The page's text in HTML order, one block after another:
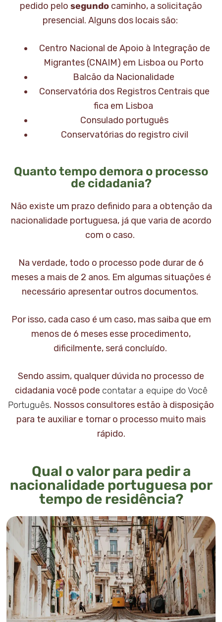
pedido pelo segundo caminho, a solicitação
presencial. Alguns dos locais são:
Centro Nacional de Apoio à Integração de
Migrantes (CNAIM) em Lisboa ou Porto
Balcão da Nacionalidade
Conservatória dos Registros Centrais que
fica em Lisboa
Consulado português
Conservatórias do registro civil
Quanto tempo demora o processo
de cidadania?
Não existe um prazo definido para a obtenção da
nacionalidade portuguesa, já que varia de acordo
com o caso.
Na verdade, todo o processo pode durar de 6
meses a mais de 2 anos. Em algumas situações é
necessário apresentar outros documentos.
Por isso, cada caso é um caso, mas saiba que em
menos de 6 meses esse procedimento,
dificilmente, será concluído.
Sendo assim, qualquer dúvida no processo de
cidadania você pode contatar a equipe do Você
Português. Nossos consultores estão à disposição
para te auxiliar e tornar o processo muito mais
rápido.
Qual o valor para pedir a
nacionalidade portuguesa por
tempo de residência?